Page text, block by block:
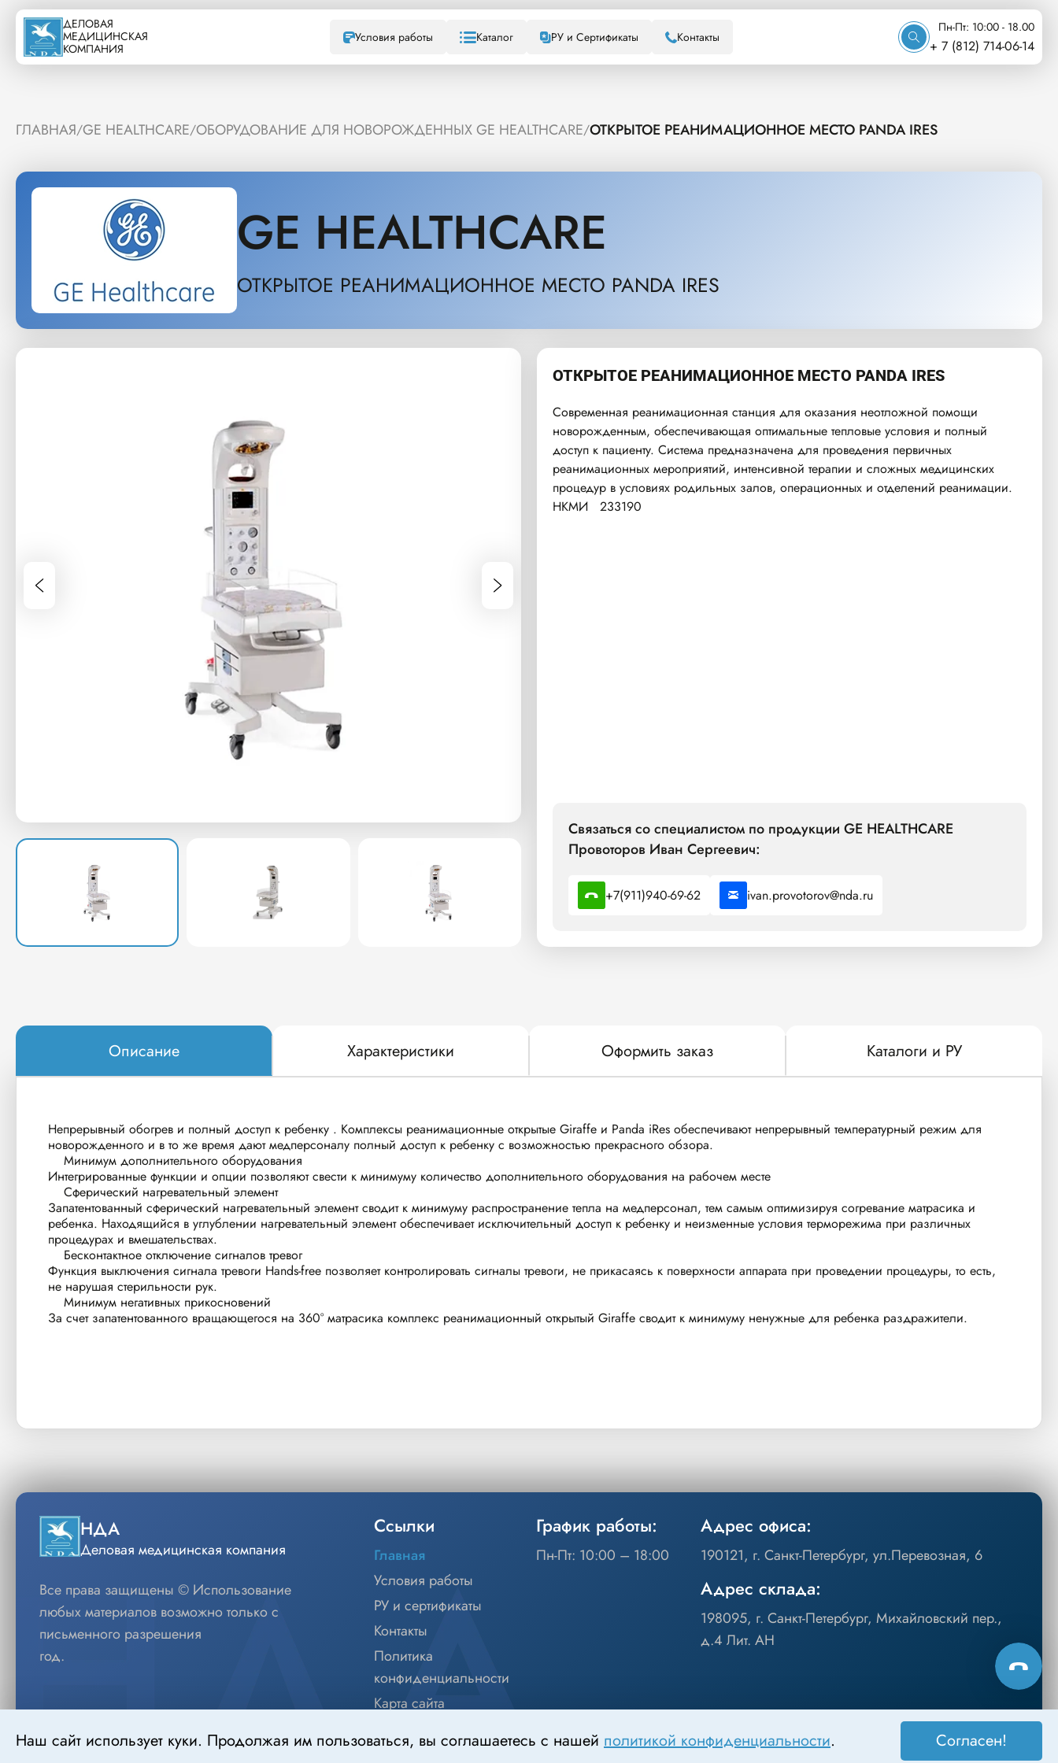
ДЕЛОВАЯ
МЕДИЦИНСКАЯ
КОМПАНИЯ
Условия работы Каталог РУ и Сертификаты Контакты
Пн-Пт: 10:00 - 18.00
+ 7 (812) 714-06-14
ГЛАВНАЯ/GE HEALTHCARE/ОБОРУДОВАНИЕ ДЛЯ НОВОРОЖДЕННЫХ GE HEALTHCARE/ОТКРЫТОЕ РЕАНИМАЦИОННОЕ МЕСТО PANDA IRES
GE HEALTHCARE
ОТКРЫТОЕ РЕАНИМАЦИОННОЕ МЕСТО PANDA IRES
ОТКРЫТОЕ РЕАНИМАЦИОННОЕ МЕСТО PANDA IRES
Современная реанимационная станция для оказания неотложной помощи
новорожденным, обеспечивающая оптимальные тепловые условия и полный
доступ к пациенту. Система предназначена для проведения первичных
реанимационных мероприятий, интенсивной терапии и сложных медицинских
процедур в условиях родильных залов, операционных и отделений реанимации.
НКМИ 233190
Связаться со специалистом по продукции GE HEALTHCARE
Провоторов Иван Сергеевич:
+7(911)940-69-62 ivan.provotorov@nda.ru
Описание Характеристики Оформить заказ Каталоги и РУ
Непрерывный обогрев и полный доступ к ребенку . Комплексы реанимационные открытые Giraffe и Panda iRes обеспечивают непрерывный температурный режим для
новорожденного и в то же время дают медперсоналу полный доступ к ребенку с возможностью прекрасного обзора.
Минимум дополнительного оборудования
Интегрированные функции и опции позволяют свести к минимуму количество дополнительного оборудования на рабочем месте
Сферический нагревательный элемент
Запатентованный сферический нагревательный элемент сводит к минимуму распространение тепла на медперсонал, тем самым оптимизируя согревание матрасика и
ребенка. Находящийся в углублении нагревательный элемент обеспечивает исключительный доступ к ребенку и неизменные условия терморежима при различных
процедурах и вмешательствах.
Бесконтактное отключение сигналов тревог
Функция выключения сигнала тревоги Hands-free позволяет контролировать сигналы тревоги, не прикасаясь к поверхности аппарата при проведении процедуры, то есть,
не нарушая стерильности рук.
Минимум негативных прикосновений
За счет запатентованного вращающегося на 360° матрасика комплекс реанимационный открытый Giraffe сводит к минимуму ненужные для ребенка раздражители.
НДА
Деловая медицинская компания
Все права защищены © Использование
любых материалов возможно только с
письменного разрешения
год.
Ссылки
Главная
Условия работы
РУ и сертификаты
Контакты
Политика
конфиденциальности
Карта сайта
График работы:
Пн-Пт: 10:00 – 18:00
Адрес офиса:
190121, г. Санкт-Петербург, ул.Перевозная, 6
Адрес склада:
198095, г. Санкт-Петербург, Михайловский пер.,
д.4 Лит. АН
Наш сайт использует куки. Продолжая им пользоваться, вы соглашаетесь с нашей политикой конфиденциальности. Согласен!